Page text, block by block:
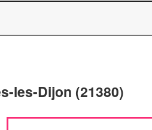
les-Dijon (21380)